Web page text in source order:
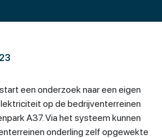
een onderzoek naar een eigen
op de bedrijventerreinen
A37. Via het systeem kunnen
onderling zelf opgewekte